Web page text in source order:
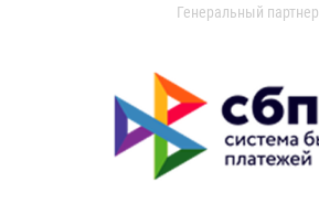
Генеральный партнер